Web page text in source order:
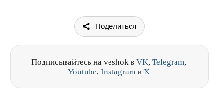
Поделиться
Подписывайтесь на veshok в VK, Telegram,
Youtube, Instagram и X